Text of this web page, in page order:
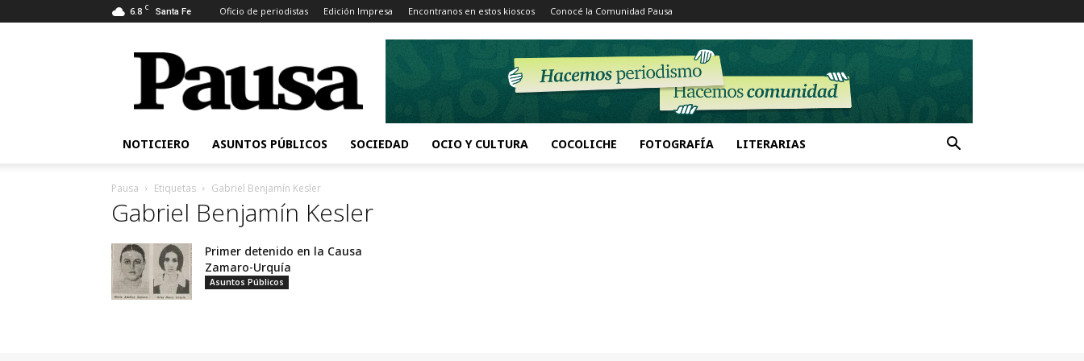
6.8 C Santa Fe Oficio de periodistas Edición Impresa Encontranos en estos kioscos Conocé la Comunidad Pausa
Pausa
NOTICIERO ASUNTOS PÚBLICOS SOCIEDAD OCIO Y CULTURA COCOLICHE FOTOGRAFÍA LITERARIAS
Pausa Etiquetas Gabriel Benjamín Kesler
Gabriel Benjamín Kesler
Primer detenido en la Causa
Zamaro-Urquía
Asuntos Públicos